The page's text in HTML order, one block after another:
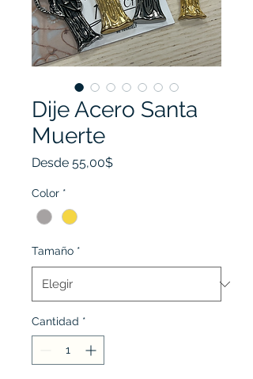
Dije Acero Santa
Muerte
Desde 55,00$Precio
Color *
Tamaño *
Cantidad *